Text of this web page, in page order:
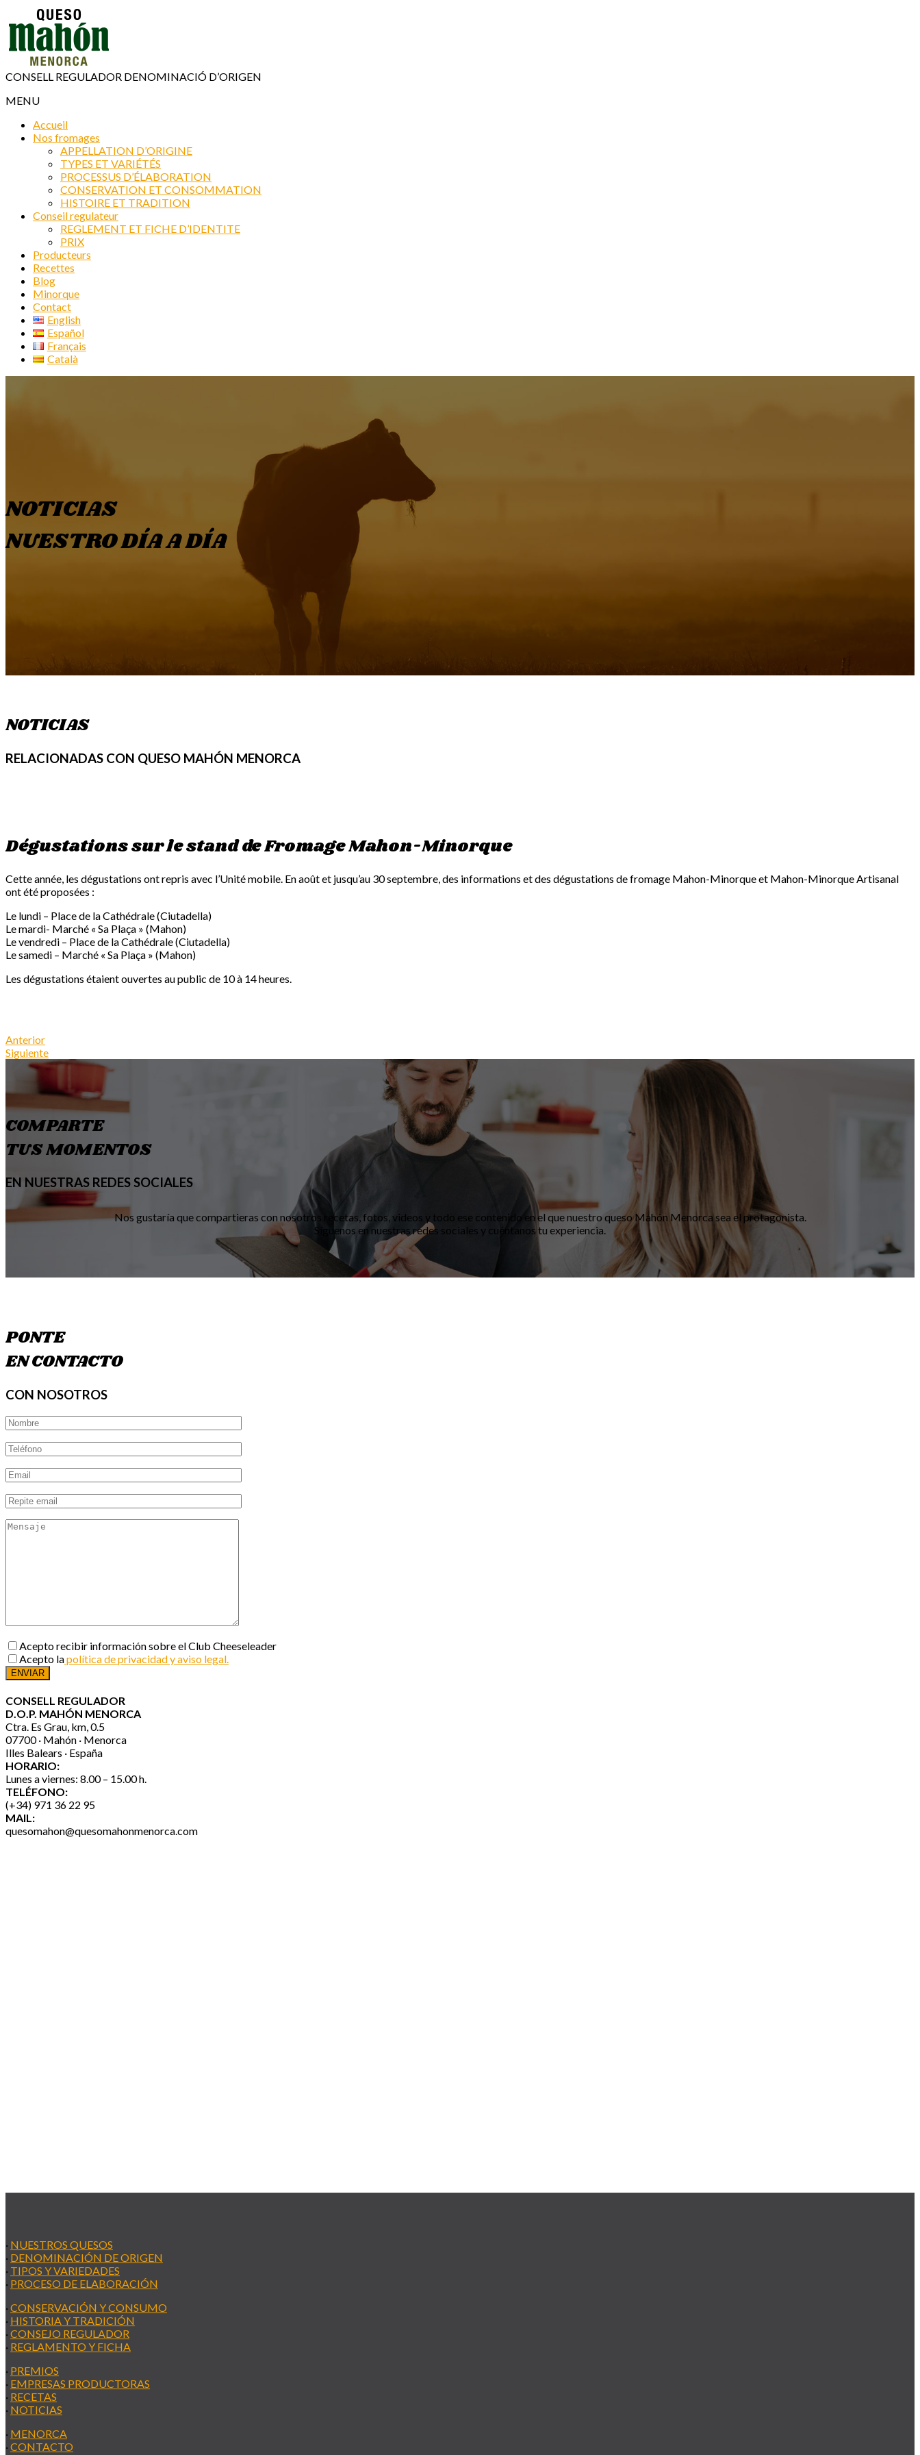
CONSELL REGULADOR DENOMINACIÓ D’ORIGEN
MENU
Accueil
Nos fromages
APPELLATION D’ORIGINE
TYPES ET VARIÉTÉS
PROCESSUS D’ÉLABORATION
CONSERVATION ET CONSOMMATION
HISTOIRE ET TRADITION
Conseil regulateur
REGLEMENT ET FICHE D’IDENTITE
PRIX
Producteurs
Recettes
Blog
Minorque
Contact
English
Español
Français
Català
NOTICIAS
NUESTRO DÍA A DÍA
NOTICIAS
RELACIONADAS CON QUESO MAHÓN MENORCA
Dégustations sur le stand de Fromage Mahon-Minorque
Cette année, les dégustations ont repris avec l’Unité mobile. En août et jusqu’au 30 septembre, des informations et des dégustations de fromage Mahon-Minorque et Mahon-Minorque Artisanal
ont été proposées :
Le lundi – Place de la Cathédrale (Ciutadella)
Le mardi- Marché « Sa Plaça » (Mahon)
Le vendredi – Place de la Cathédrale (Ciutadella)
Le samedi – Marché « Sa Plaça » (Mahon)
Les dégustations étaient ouvertes au public de 10 à 14 heures.
Anterior
Siguiente
COMPARTE
TUS MOMENTOS
EN NUESTRAS REDES SOCIALES
Nos gustaría que compartieras con nosotros recetas, fotos, videos y todo ese contenido en el que nuestro queso Mahón Menorca sea el protagonista.
Síguenos en nuestras redes sociales y cuéntanos tu experiencia.
PONTE
EN CONTACTO
CON NOSOTROS
Acepto recibir información sobre el Club Cheeseleader
Acepto lapolítica de privacidad y aviso legal.
CONSELL REGULADOR
D.O.P. MAHÓN MENORCA
Ctra. Es Grau, km, 0.5
07700 · Mahón · Menorca
Illes Balears · España
HORARIO:
Lunes a viernes: 8.00 – 15.00 h.
TELÉFONO:
(+34) 971 36 22 95
MAIL:
quesomahon@quesomahonmenorca.com
· NUESTROS QUESOS
· DENOMINACIÓN DE ORIGEN
· TIPOS Y VARIEDADES
· PROCESO DE ELABORACIÓN
· CONSERVACIÓN Y CONSUMO
· HISTORIA Y TRADICIÓN
· CONSEJO REGULADOR
· REGLAMENTO Y FICHA
· PREMIOS
· EMPRESAS PRODUCTORAS
· RECETAS
· NOTICIAS
· MENORCA
· CONTACTO